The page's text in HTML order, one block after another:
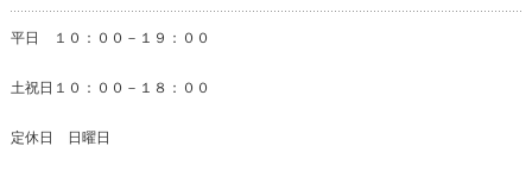
平日 １０：００－１９：００
土祝日１０：００－１８：００
定休日 日曜日